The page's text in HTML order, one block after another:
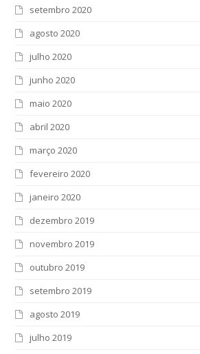
setembro 2020
agosto 2020
julho 2020
junho 2020
maio 2020
abril 2020
março 2020
fevereiro 2020
janeiro 2020
dezembro 2019
novembro 2019
outubro 2019
setembro 2019
agosto 2019
julho 2019